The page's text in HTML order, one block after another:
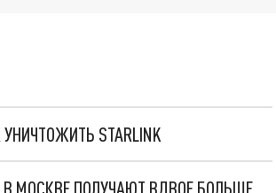
STARLINK
ЗАСЛУЖЕННЫЙ УЧИТЕЛЬ АКАДЕМИК ЯМБУРГ: УЧИТЕЛЯ В МОСКВЕ ПОЛУЧАЮТ ВДВОЕ БОЛЬШЕ, ЧЕМ В ПОДМОСКОВЬЕ